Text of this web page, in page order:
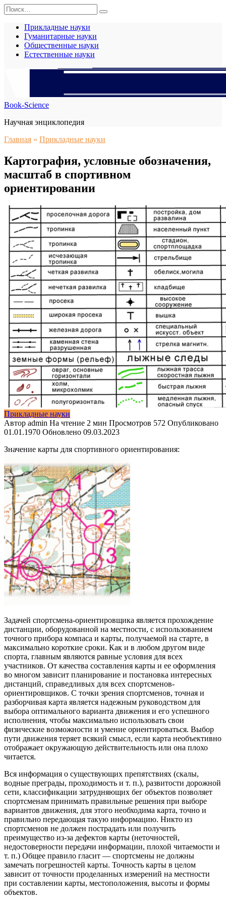
Перейти
к
содержанию
Search
for:
Прикладные науки
Гуманитарные науки
Общественные науки
Естественные науки
Book-Science
Научная энциклопедия
Главная » Прикладные науки
Картография, условные обозначения,
масштаб в спортивном
ориентировании
Прикладные науки
Автор admin На чтение 2 мин Просмотров 572 Опубликовано
01.01.1970 Обновлено 09.03.2023
Значение карты для спортивного ориентирования:
Задачей спортсмена-ориентировщика является прохождение
дистанции, оборудованной на местности, с использованием
точного прибора компаса и карты, получаемой на старте, в
максимально короткие сроки. Как и в любом другом виде
спорта, главным являются равные условия для всех
участников. От качества составления карты и ее оформления
во многом зависит планирование и постановка интересных
дистанций, справедливых для всех спортсменов-
ориентировщиков. С точки зрения спортсменов, точная и
разборчивая карта является надежным руководством для
выбора оптимального варианта движения и его успешного
исполнения, чтобы максимально использовать свои
физические возможности и умение ориентироваться. Выбор
пути движения теряет всякий смысл, если карта необъективно
отображает окружающую действительность или она плохо
читается.
Вся информация о существующих препятствиях (скалы,
водные преграды, проходимость и т. п.), развитости дорожной
сети, классификации затрудняющих бег объектов позволяет
спортсменам принимать правильные решения при выборе
вариантов движения, для этого необходима карта, точно и
правильно передающая такую информацию. Никто из
спортсменов не должен пострадать или получить
преимущество из-за дефектов карты (неточностей,
недостоверности передачи информации, плохой читаемости и
т. п.) Общее правило гласит — спортсмены не должны
замечать погрешностей карты. Точность карты в целом
зависит от точности проделанных измерений на местности
при составлении карты, местоположения, высоты и формы
объектов.